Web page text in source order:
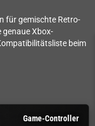
für gemischte Retro-
genaue Xbox-
beim
Game-Controller